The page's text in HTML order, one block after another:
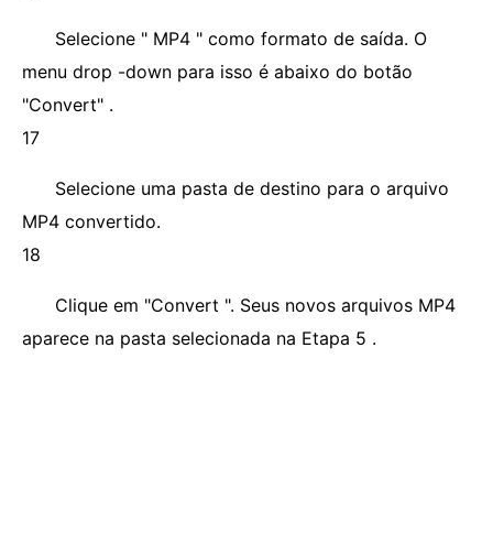
Selecione " MP4 " como formato de saída. O
menu drop -down para isso é abaixo do botão
"Convert" .
17
Selecione uma pasta de destino para o arquivo
MP4 convertido.
18
Clique em "Convert ". Seus novos arquivos MP4
aparece na pasta selecionada na Etapa 5 .